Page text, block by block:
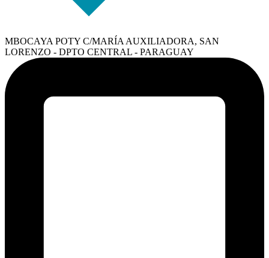
MBOCAYA POTY C/MARÍA AUXILIADORA, SAN
LORENZO - DPTO CENTRAL - PARAGUAY